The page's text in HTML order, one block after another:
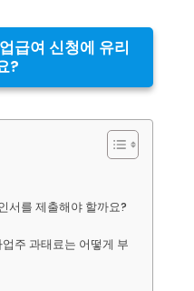
급여 신청에 유리
?
서를 제출해야 할까요?
주 과태료는 어떻게 부